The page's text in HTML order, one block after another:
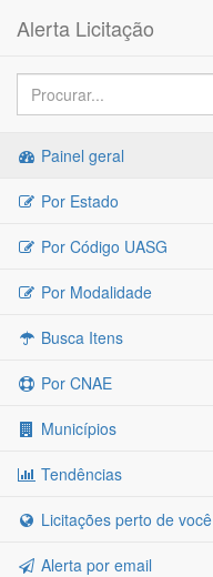
Alerta Licitação
Painel geral
Por Estado
Por Código UASG
Por Modalidade
Busca Itens
Por CNAE
Municípios
Tendências
Licitações perto de você
Alerta por email